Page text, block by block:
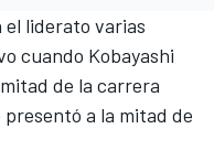
el liderato varias
cuando Kobayashi
de la carrera
presentó a la mitad de